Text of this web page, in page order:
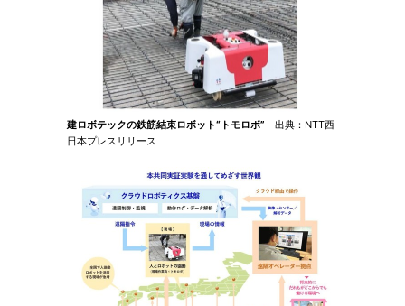
建ロボテックの鉄筋結束ロボット“トモロボ” 出典：NTT西
日本プレスリリース